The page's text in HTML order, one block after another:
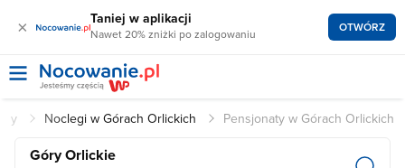
× Taniej w aplikacji
Nawet 20% zniżki po zalogowaniu OTWÓRZ
Noclegi w Górach Orlickich Pensjonaty w Górach Orlickich
Góry Orlickie